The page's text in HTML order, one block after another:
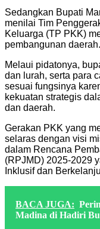
Sedangkan Bupati
menilai Tim
Keluarga (TP PKK)
pembangunan daerah.
Melaui pidatonya,
dan lurah, serta para
sesuai fungsinya
kekuatan strategis
dan daerah.
Gerakan PKK yang
selaras dengan visi
dalam Rencana
(RPJMD) 2025-2029
Inklusif dan
BACA JUGA:
Madina di Hadiri